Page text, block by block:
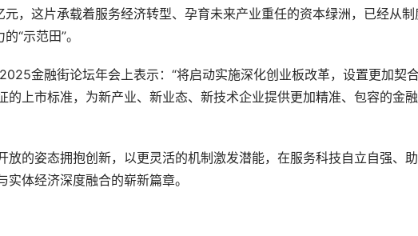
元，这片承载着服务经济转型、孕育未来产业重任的资本绿洲，已经从制
“示范田”。
金融街论坛年会上表示：“将启动实施深化创业板改革，设置更加契
的上市标准，为新产业、新业态、新技术企业提供更加精准、包容的金
的姿态拥抱创新，以更灵活的机制激发潜能，在服务科技自立自强、
体经济深度融合的崭新篇章。